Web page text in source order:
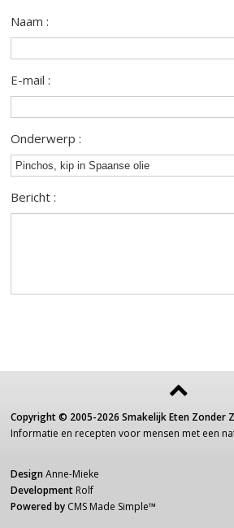
Naam :
E-mail :
Onderwerp :
Bericht :
Copyright © 2005-2026 Smakelijk Eten Zonder
Informatie en recepten voor mensen met een
Design Anne-Mieke
Development Rolf
Powered by CMS Made Simple™